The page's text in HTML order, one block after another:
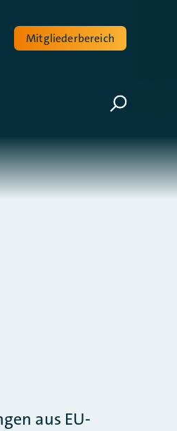
Mitgliederbereich
Suche
aus EU-